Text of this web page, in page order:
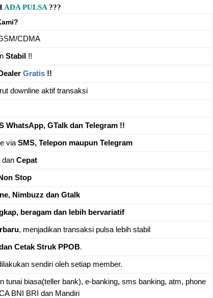
ADA PULSA ???
CDMA
Stabil !!
Gratis !!
downline aktif transaksi
WhatsApp, GTalk dan Telegram !!
via SMS, Telepon maupun Telegram
dan Cepat
Stop
Nimbuzz dan Gtalk
beragam dan lebih bervariatif
, menjadikan transaksi pulsa lebih stabil
Cetak Struk PPOB.
sendiri oleh setiap member.
tunai biasa(teller bank), e-banking, sms banking, atm, phone
BNI BRI dan Mandiri